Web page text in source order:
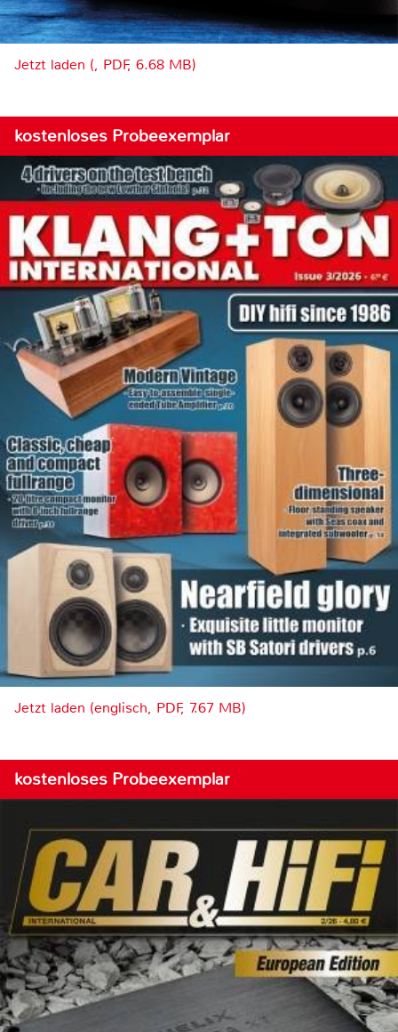
Jetzt laden (, PDF, 6.68 MB)
kostenloses Probeexemplar
Jetzt laden (englisch, PDF, 7.67 MB)
kostenloses Probeexemplar